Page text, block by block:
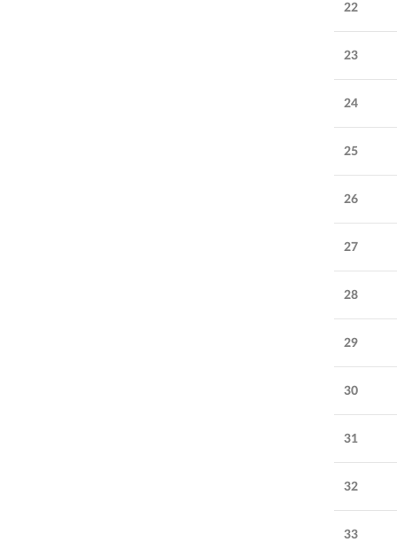
22
23
24
25
26
27
28
29
30
31
32
33